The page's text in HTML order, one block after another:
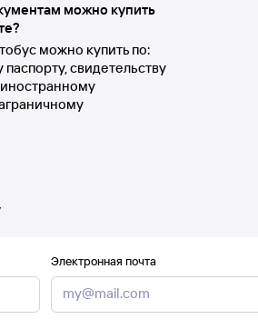
можно купить
можно купить по:
свидетельству
Электронная почта